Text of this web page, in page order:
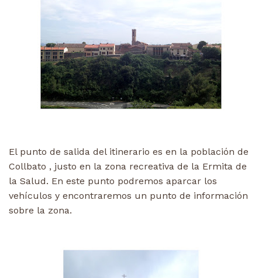
El punto de salida del itinerario es en la población de
Collbato , justo en la zona recreativa de la Ermita de
la Salud. En este punto podremos aparcar los
vehículos y encontraremos un punto de información
sobre la zona.